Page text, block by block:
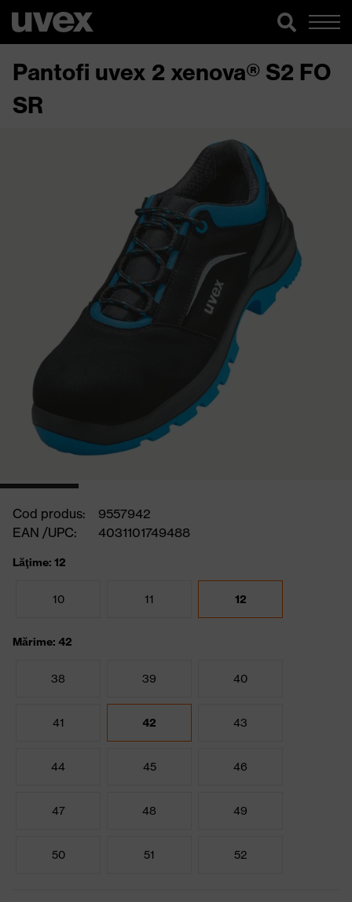
Pantofi uvex 2 xenova® S2 FO
SR
Cod produs:
9557942
EAN /UPC:
4031101749488
Lăţime: 12
10 11 12
Mărime: 42
38 39 40
41 42 43
44 45 46
47 48 49
50 51 52